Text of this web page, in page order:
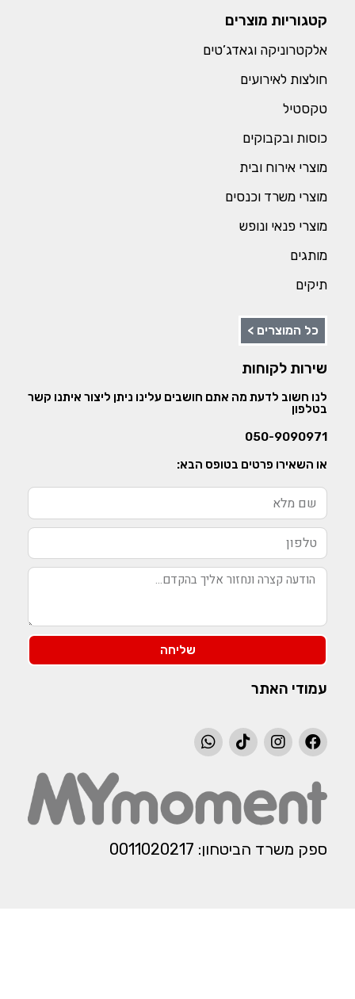
קטגוריות מוצרים
אלקטרוניקה וגאדג’טים
חולצות לאירועים
טקסטיל
כוסות ובקבוקים
מוצרי אירוח ובית
מוצרי משרד וכנסים
מוצרי פנאי ונופש
מותגים
תיקים
כל המוצרים >
שירות לקוחות
לנו חשוב לדעת מה אתם חושבים עלינו ניתן ליצור איתנו קשר
בטלפון
050-9090971
או השאירו פרטים בטופס הבא:
שליחה
עמודי האתר
ספק משרד הביטחון: 0011020217​​